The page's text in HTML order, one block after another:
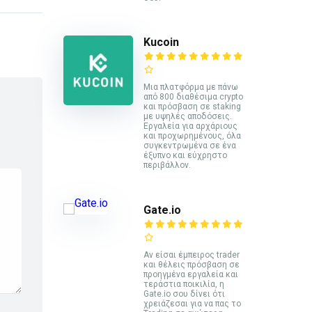
Kucoin
Mια πλατφόρμα με πάνω
από 800 διαθέσιμα crypto
και πρόσβαση σε staking
με υψηλές αποδόσεις.
Εργαλεία για αρχάριους
και προχωρημένους, όλα
συγκεντρωμένα σε ένα
έξυπνο και εύχρηστο
περιβάλλον.
Gate.io
Αν είσαι έμπειρος trader
και θέλεις πρόσβαση σε
προηγμένα εργαλεία και
τεράστια ποικιλία, η
Gate.io σου δίνει ότι
χρειάζεσαι για να πας το